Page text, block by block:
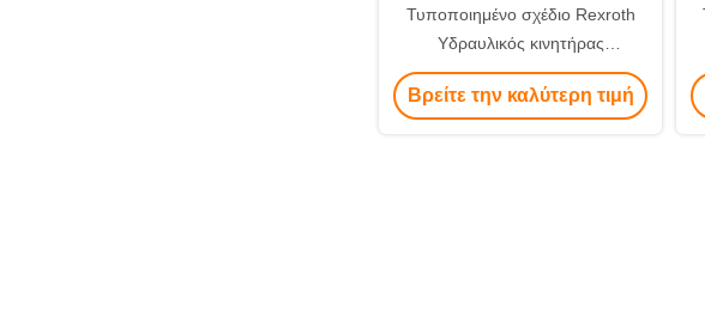
Τυποποιημένο σχέδιο Rexroth
Υδραυλικός κινητήρας
Χυτοσίδηρο υλικό Υδραυλικός
κινητήρας έμβολο
Βρείτε την καλύτερη τιμή